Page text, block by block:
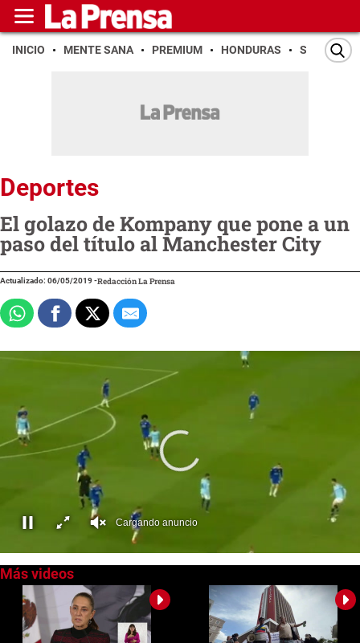
INICIO MENTE SANA PREMIUM HONDURAS SAN PEDRO
Deportes
El golazo de Kompany que pone a un
paso del título al Manchester City
Actualizado: 06/05/2019-Redacción La Prensa
seconds
seconds
Cargando anuncio